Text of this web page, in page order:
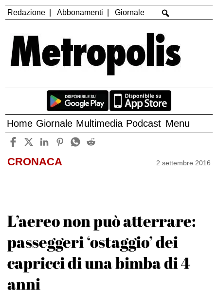
Redazione Abbonamenti Giornale
Home Giornale Multimedia Podcast Menu
CRONACA 2 settembre 2016
L’aereo non può atterrare:
passeggeri ‘ostaggio’ dei
capricci di una bimba di 4
anni